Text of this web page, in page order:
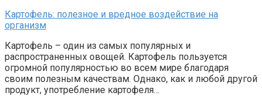
Картофель: полезное и вредное воздействие на
организм
Картофель – один из самых популярных и
распространенных овощей. Картофель пользуется
огромной популярностью во всем мире благодаря
своим полезным качествам. Однако, как и любой другой
продукт, употребление картофеля…